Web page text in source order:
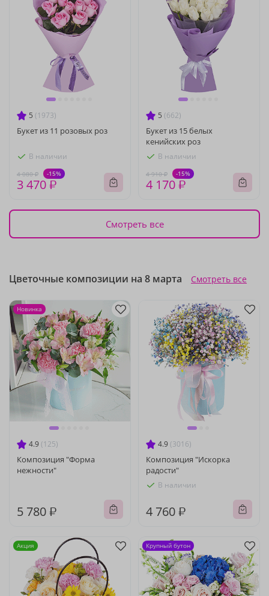
5 (1973)
Букет из 11 розовых роз
В наличии
4 080 ₽ -15%
3 470 ₽
5 (662)
Букет из 15 белых
кенийских роз
В наличии
4 910 ₽ -15%
4 170 ₽
Смотреть все
Цветочные композиции на 8 марта Смотреть все
4.9 (125)
Композиция "Форма
нежности"
5 780 ₽
Новинка
4.9 (3016)
Композиция "Искорка
радости"
В наличии
4 760 ₽
Акция Крупный бутон